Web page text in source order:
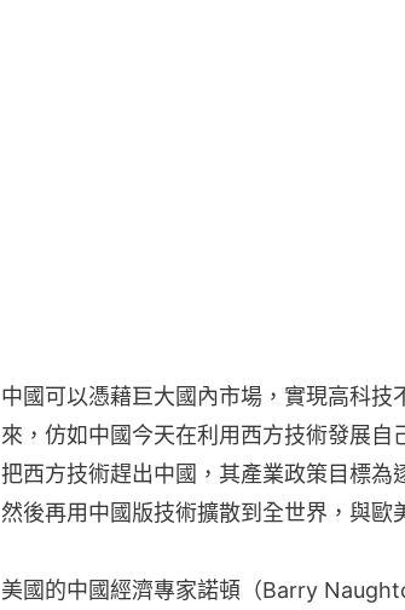
中國可以憑藉巨大國內市場，實現高科技
來，仿如中國今天在利用西方技術發展自
把西方技術趕出中國，其產業政策目標為
然後再用中國版技術擴散到全世界，與歐
美國的中國經濟專家諾頓（Barry